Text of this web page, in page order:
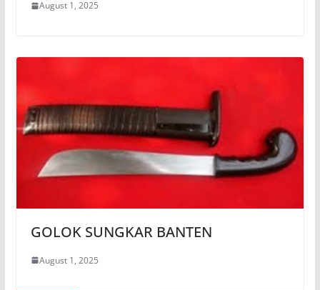
August 1, 2025
GOLOK SUNGKAR BANTEN
August 1, 2025